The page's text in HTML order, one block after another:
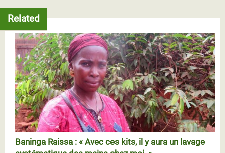
Related
Baninga Raissa : « Avec ces kits, il y aura un lavage